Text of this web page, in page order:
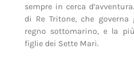
sempre in cerca
di Re Tritone, che
regno sottomarino, e la
figlie dei Sette Mari.